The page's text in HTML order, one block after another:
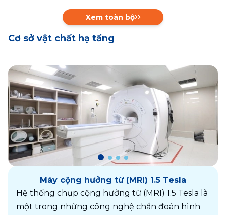
Xem toàn bộ
Cơ sở vật chất hạ tầng
Máy cộng hưởng từ (MRI) 1.5 Tesla
Hệ thống chụp cộng hưởng từ (MRI) 1.5 Tesla là
một trong những công nghệ chẩn đoán hình